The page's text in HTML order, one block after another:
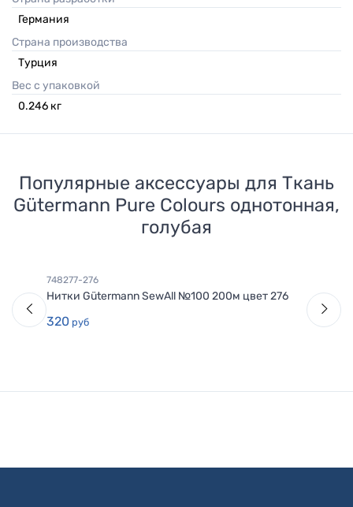
Германия
Страна производства
Турция
Вес с упаковкой
0.246 кг
Популярные аксессуары для Ткань
Gütermann Pure Colours однотонная,
голубая
748277-276
Нитки Gütermann SewAll №100 200м цвет 276
320 руб